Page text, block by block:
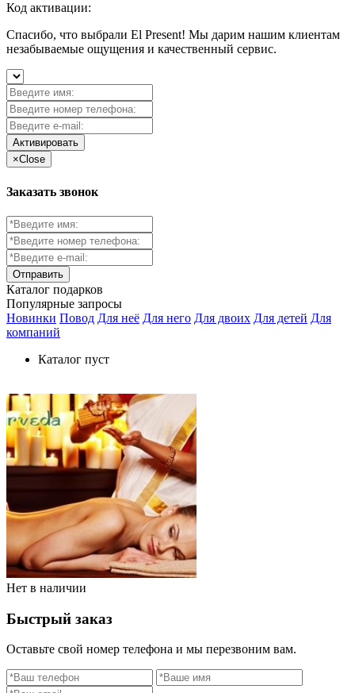
Код активации:
Спасибо, что выбрали El Present! Мы дарим нашим клиентам
незабываемые ощущения и качественный сервис.
Активировать
×Close
Заказать звонок
Каталог подарков
Популярные запросы
Новинки Повод Для неё Для него Для двоих Для детей Для
компаний
Каталог пуст
Нет в наличии
Быстрый заказ
Оставьте свой номер телефона и мы перезвоним вам.